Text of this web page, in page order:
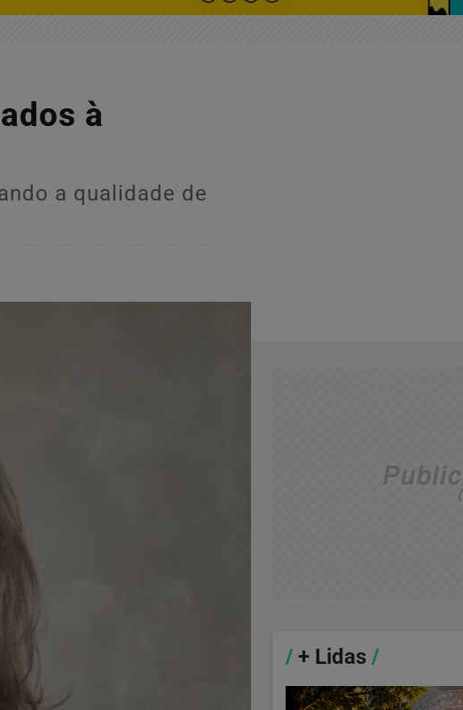
à
a qualidade de
/+ Lidas /